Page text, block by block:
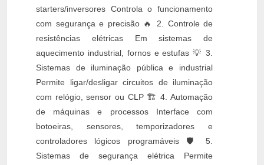
starters/inversores Controla o funcionamento
com segurança e precisão 🔥 2. Controle de
resistências elétricas Em sistemas de
aquecimento industrial, fornos e estufas 💡 3.
Sistemas de iluminação pública e industrial
Permite ligar/desligar circuitos de iluminação
com relógio, sensor ou CLP 🏗 4. Automação
de máquinas e processos Interface com
botoeiras, sensores, temporizadores e
controladores lógicos programáveis 🛡 5.
Sistemas de segurança elétrica Permite